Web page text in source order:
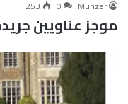
Munzer
0
253
موجز عناويين جريدة